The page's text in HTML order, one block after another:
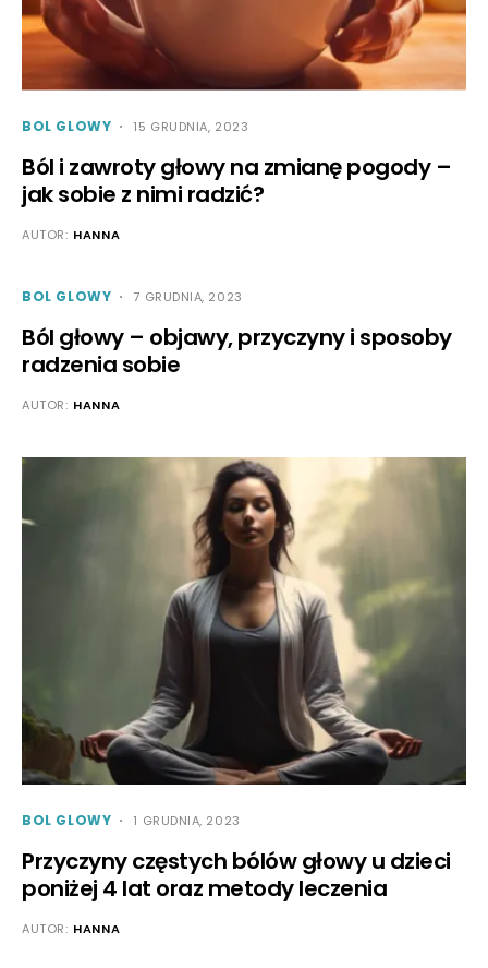
BOL GLOWY 15 GRUDNIA, 2023
Ból i zawroty głowy na zmianę pogody –
jak sobie z nimi radzić?
AUTOR: HANNA
BOL GLOWY 7 GRUDNIA, 2023
Ból głowy – objawy, przyczyny i sposoby
radzenia sobie
AUTOR: HANNA
BOL GLOWY 1 GRUDNIA, 2023
Przyczyny częstych bólów głowy u dzieci
poniżej 4 lat oraz metody leczenia
AUTOR: HANNA